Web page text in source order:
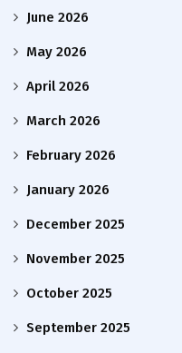
June 2026
May 2026
April 2026
March 2026
February 2026
January 2026
December 2025
November 2025
October 2025
September 2025